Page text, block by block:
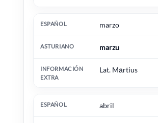
marzo
marzu
Lat. Mārtius
abril